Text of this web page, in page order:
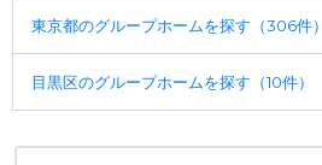
東京都のグループホームを探す（306件）
目黒区のグループホームを探す（10件）